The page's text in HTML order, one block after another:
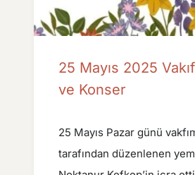
25 Mayıs 2025
ve Konser
25 Mayıs Pazar günü
tarafından düzenlenen